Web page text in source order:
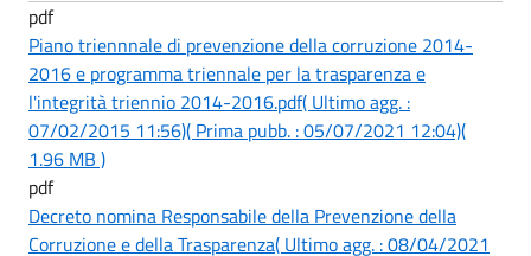
pdf
Piano triennnale di prevenzione della corruzione 2014-
2016 e programma triennale per la trasparenza e
l'integrità triennio 2014-2016.pdf( Ultimo agg. :
07/02/2015 11:56)( Prima pubb. : 05/07/2021 12:04)(
1.96 MB )
pdf
Decreto nomina Responsabile della Prevenzione della
Corruzione e della Trasparenza( Ultimo agg. : 08/04/2021